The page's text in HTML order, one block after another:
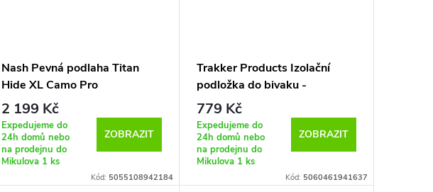
Nash Pevná podlaha Titan
Hide XL Camo Pro
Groundsheet
2 199 Kč
Expedujeme do
24h domů nebo
na prodejnu do
Mikulova 1 ks
ZOBRAZIT
Kód: 5055108942184
Trakker Products Izolační
podložka do bivaku -
Insulated Bivvy Mat
779 Kč
Expedujeme do
24h domů nebo
na prodejnu do
Mikulova 1 ks
ZOBRAZIT
Kód: 5060461941637